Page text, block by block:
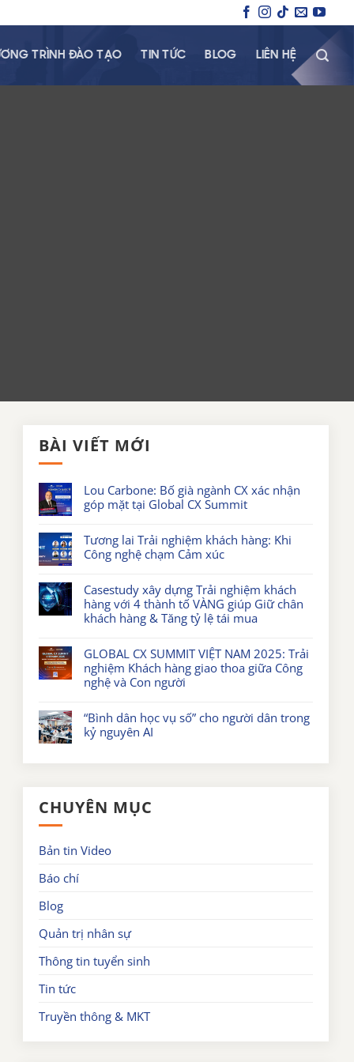
TRÌNH ĐÀO TẠO TIN TỨC BLOG LIÊN HỆ
BÀI VIẾT MỚI
Lou Carbone: Bố già ngành CX xác nhận
góp mặt tại Global CX Summit
Tương lai Trải nghiệm khách hàng: Khi
Công nghệ chạm Cảm xúc
Casestudy xây dựng Trải nghiệm khách
hàng với 4 thành tố VÀNG giúp Giữ chân
khách hàng & Tăng tỷ lệ tái mua
GLOBAL CX SUMMIT VIỆT NAM 2025: Trải
nghiệm Khách hàng giao thoa giữa Công
nghệ và Con người
“Bình dân học vụ số” cho người dân trong
kỷ nguyên AI
CHUYÊN MỤC
Bản tin Video
Báo chí
Blog
Quản trị nhân sự
Thông tin tuyển sinh
Tin tức
Truyền thông & MKT